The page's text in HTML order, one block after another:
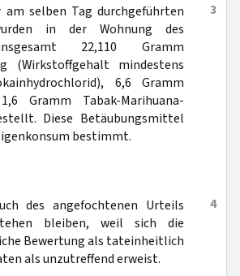
3
selben Tag durchgeführten
in der Wohnung des
22,110 Gramm
(Wirkstoffgehalt mindestens
6,6 Gramm
Gramm Tabak-Marihuana-
Diese Betäubungsmittel
bestimmt.
4
des angefochtenen Urteils
bleiben, weil sich die
Bewertung als tateinheitlich
als unzutreffend erweist.